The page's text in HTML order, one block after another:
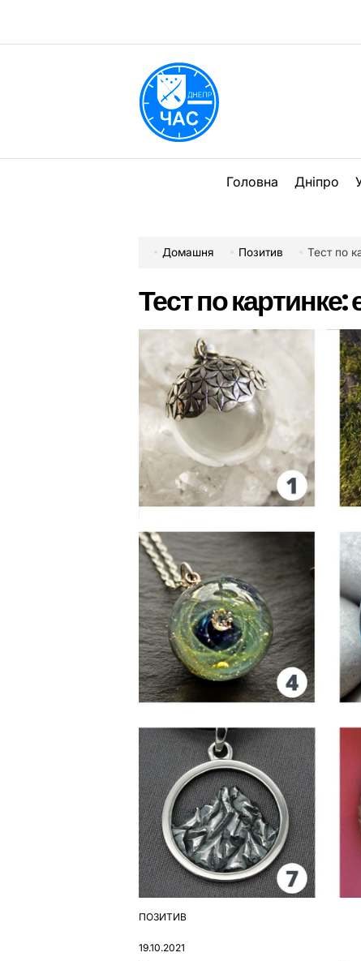
вмісту
Головна Дніпро
Домашня Позитив Тест по
Тест по
ОПУБЛІКУВАТИ
ПОЗИТИВ
19.10.2021